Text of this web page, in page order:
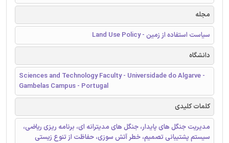
مجله
سیاست استفاده از زمین - Land Use Policy
دانشگاه
Sciences and Technology Faculty - Universidade do Algarve -
Gambelas Campus - Portugal
کلمات کلیدی
مدیریت جنگل های پایدار، جنگل های مدیترانه ای، برنامه ریزی ریاضی،
سیستم پشتیبانی تصمیم، خطر آتش سوزی، حفاظت از تنوع زیستی